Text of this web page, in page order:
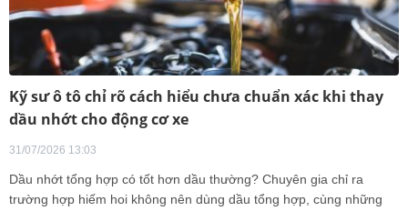
Kỹ sư ô tô chỉ rõ cách hiểu chưa chuẩn xác khi thay
dầu nhớt cho động cơ xe
31/07/2026 13:03
Dầu nhớt tổng hợp có tốt hơn dầu thường? Chuyên gia chỉ ra
trường hợp hiếm hoi không nên dùng dầu tổng hợp, cùng những